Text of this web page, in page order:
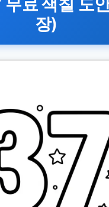
무료 색칠 도
장)